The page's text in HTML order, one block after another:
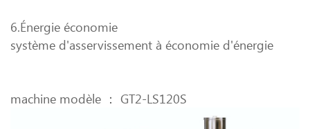
6.Énergie économie
système d'asservissement à économie d'énergie
machine modèle ： GT2-LS120S